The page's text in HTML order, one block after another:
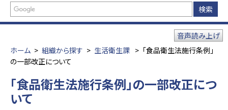
ホーム > 組織から探す > 生活衛生課 > 「食品衛生法施行条例」
の一部改正について
音声読み上げ
「食品衛生法施行条例」の一部改正につ
いて